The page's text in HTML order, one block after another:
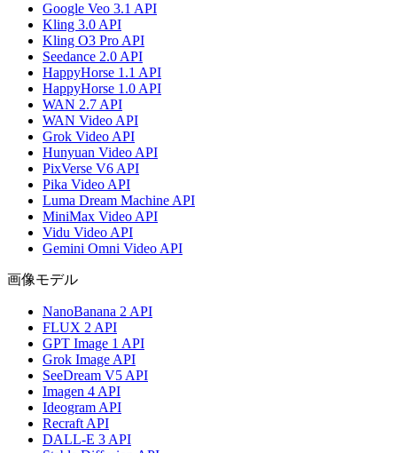
Google Veo 3.1 API
Kling 3.0 API
Kling O3 Pro API
Seedance 2.0 API
HappyHorse 1.1 API
HappyHorse 1.0 API
WAN 2.7 API
WAN Video API
Grok Video API
Hunyuan Video API
PixVerse V6 API
Pika Video API
Luma Dream Machine API
MiniMax Video API
Vidu Video API
Gemini Omni Video API
画像モデル
NanoBanana 2 API
FLUX 2 API
GPT Image 1 API
Grok Image API
SeeDream V5 API
Imagen 4 API
Ideogram API
Recraft API
DALL-E 3 API